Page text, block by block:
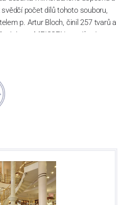
počet dílů tohoto souboru,
p. Artur Bloch, činil 257 tvarů a
MEISSEN v oválovém
je 850 tvarů. Tyto výrobky
a keramického průmyslu